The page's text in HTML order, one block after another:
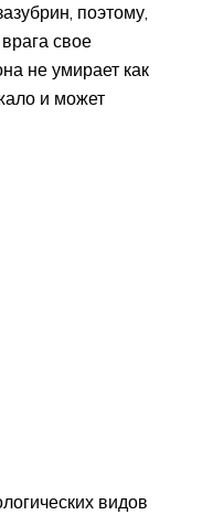
поэтому,
свое
не умирает как
и может
видов